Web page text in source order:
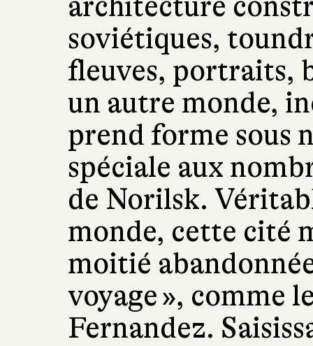
soviétiques,
fleuves, portraits,
un autre monde,
prend forme sous
spéciale aux
de Norilsk.
monde, cette cité
moitié
voyage », comme
Fernandez.